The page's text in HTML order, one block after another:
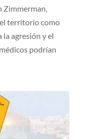
Zimmerman,
territorio como
la agresión y el
podrían